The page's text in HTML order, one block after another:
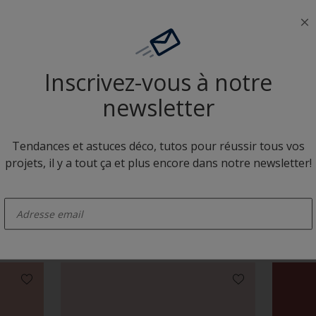
Neutres colorés
B5.05.83
Inscrivez-vous à notre
newsletter
Tendances et astuces déco, tutos pour réussir tous vos
projets, il y a tout ça et plus encore dans notre newsletter!